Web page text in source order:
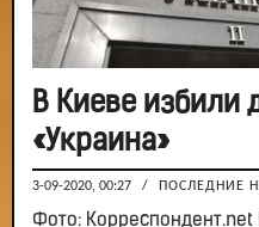
В Киеве избили
«Украина»
3-09-2020, 00:27 / ПОСЛЕДНИЕ
Фото: